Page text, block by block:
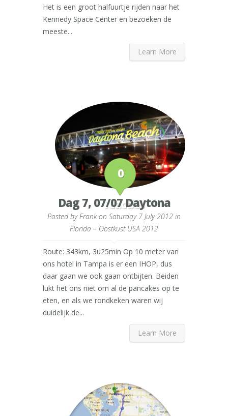
Het is een groot halfuurtje rijden naar het
Kennedy Space Center en bezoeken de
meeste...
Learn More
0
reacties
Dag 7, 07/07 Daytona
Posted byFrankon Saturday 7 July 2012 in
Florida – Oostkust USA 2012
Route: 343km, 3u25min Op 10 meter van
ons hotel in Tampa is er een IHOP, dus
daar gaan we ook gaan ontbijten. Beiden
lukt het ons niet om al de pancakes op te
eten, en als we rondkeken waren wij
duidelijk de...
Learn More